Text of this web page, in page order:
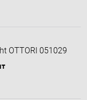
OTTORI 051029